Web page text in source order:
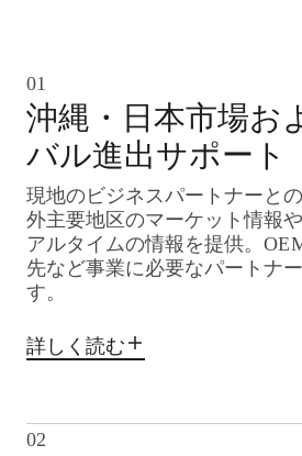
01
沖縄・日本市場お
バル進出サポート
現地のビジネスパートナーと
外主要地区のマーケット情報
アルタイムの情報を提供。
先など事業に必要なパートナ
す。
詳しく読む
02